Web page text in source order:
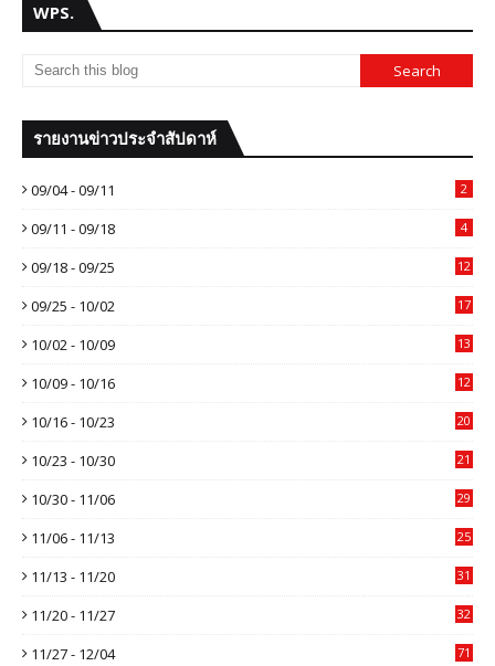
WPS.
รายงานข่าวประจำสัปดาห์
09/04 - 09/11 2
09/11 - 09/18 4
09/18 - 09/25 12
09/25 - 10/02 17
10/02 - 10/09 13
10/09 - 10/16 12
10/16 - 10/23 20
10/23 - 10/30 21
10/30 - 11/06 29
11/06 - 11/13 25
11/13 - 11/20 31
11/20 - 11/27 32
11/27 - 12/04 71